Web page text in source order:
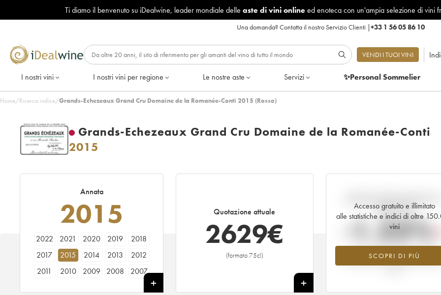
Ti diamo il benvenuto su iDealwine, leader mondiale delle aste di vini onlineed enoteca con un'ampia selezione di vini
Una domanda?Contatta il nostro Servizio Clienti |+33 1 56 05 86 10
VENDI I TUOI VINI
I nostri vini I nostri vini per regione Le nostre aste Servizi ✨Personal Sommelier
Home/Ricerca indice/Grands-Echezeaux Grand Cru Domaine de la Romanée-Conti 2015 (Rosso)
Grands-Echezeaux Grand Cru Domaine de la Romanée-Conti
2015
Annata
2015
2022 2021 2020 2019
2018
2017
2015 2014 2013
2012
2011
2010 2009 2008
2007
Quotazione attuale
2629€
(formato 75cl)
+
Accesso gratuito e illimitato
alle statistiche e indici di oltre
vini
SCOPRI DI PIÙ
tempo reale
-1.23%
Tendenza al ribasso per il valore
dell'annata 2015 nel 2026 rispetto